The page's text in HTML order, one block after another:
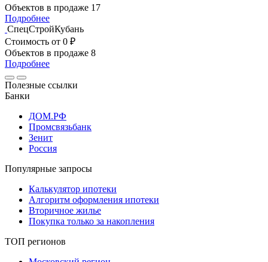
Объектов в продаже 17
Подробнее
СпецСтройКубань
Стоимость от 0 ₽
Объектов в продаже 8
Подробнее
Полезные ссылки
Банки
ДОМ.РФ
Промсвязьбанк
Зенит
Россия
Популярные запросы
Калькулятор ипотеки
Алгоритм оформления ипотеки
Вторичное жилье
Покупка только за накопления
ТОП регионов